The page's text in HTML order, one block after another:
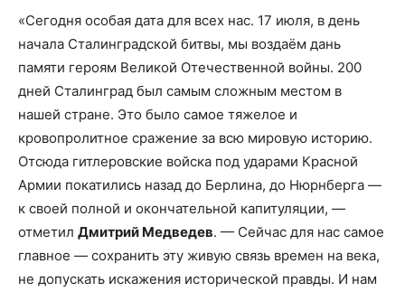
«Сегодня особая дата для всех нас. 17 июля, в день
начала Сталинградской битвы, мы воздаём дань
памяти героям Великой Отечественной войны. 200
дней Сталинград был самым сложным местом в
нашей стране. Это было самое тяжелое и
кровопролитное сражение за всю мировую историю.
Отсюда гитлеровские войска под ударами Красной
Армии покатились назад до Берлина, до Нюрнберга —
к своей полной и окончательной капитуляции, —
отметил Дмитрий Медведев. — Сейчас для нас самое
главное — сохранить эту живую связь времен на века,
не допускать искажения исторической правды. И нам